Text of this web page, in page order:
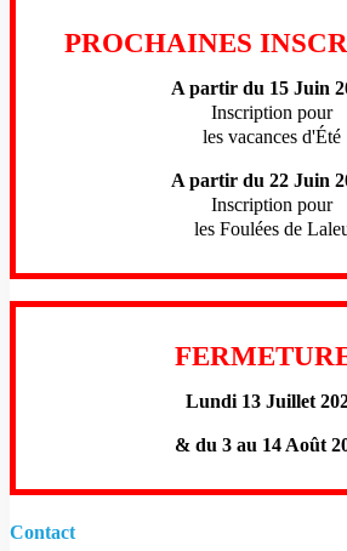
PROCHAINES
A partir du 15 Juin
Inscription pour
les vacances d'Été
A partir du 22 Juin
Inscription pour
les Foulées de
Lundi 13 Juillet
& du 3 au 14 Août
Contact